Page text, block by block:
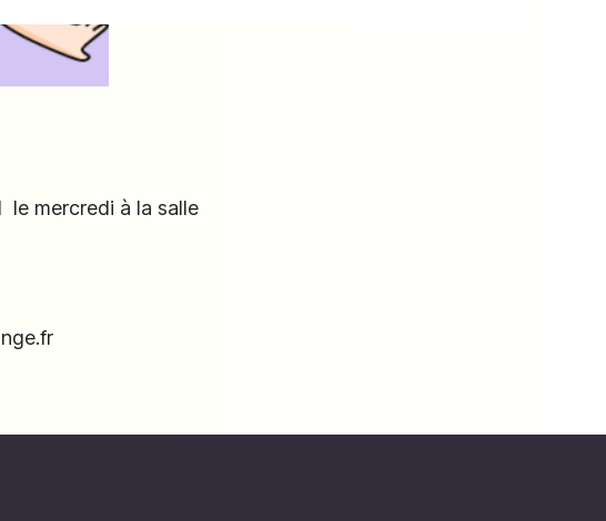
le mercredi à la salle